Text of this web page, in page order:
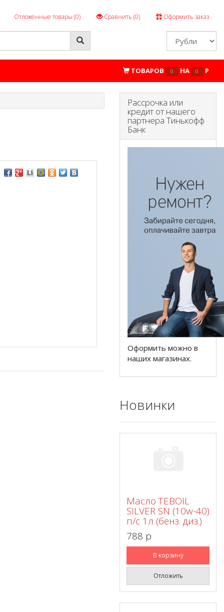
Отложенные товары (0) Сравнить (0) Оформить заказ
ТОВАРОВ 0 НА 0 P
Рассрочка или
кредит от нашего
партнера Тинькофф
Банк
Оформить можно в
наших магазинах.
Новинки
Масло TEBOIL
SILVER SN (10w-40)
п/с 1л (бенз. диз.)
788 p
В корзину
Отложить